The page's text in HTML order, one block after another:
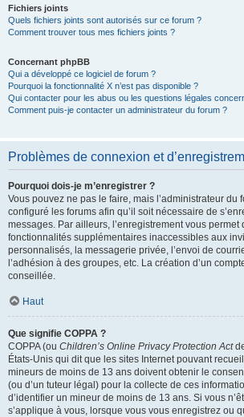
Fichiers joints
Quels fichiers joints sont autorisés sur ce forum ?
Comment trouver tous mes fichiers joints ?
Concernant phpBB
Qui a développé ce logiciel de forum ?
Pourquoi la fonctionnalité X n’est pas disponible ?
Qui contacter pour les abus ou les questions légales
Comment puis-je contacter un administrateur du forum ?
Problèmes de connexion et
Pourquoi dois-je m’enregistrer ?
Vous pouvez ne pas le faire, mais l’administrateur du
configuré les forums afin qu’il soit nécessaire de
messages. Par ailleurs, l’enregistrement vous permet
fonctionnalités supplémentaires inaccessibles aux
personnalisés, la messagerie privée, l’envoi de
l’adhésion à des groupes, etc. La création d’un
conseillée.
Haut
Que signifie COPPA ?
COPPA (ou Children’s Online Privacy Protection Act
États-Unis qui dit que les sites Internet pouvant
mineurs de moins de 13 ans doivent obtenir le
(ou d’un tuteur légal) pour la collecte de ces
d’identifier un mineur de moins de 13 ans. Si vous
s’applique à vous, lorsque vous vous enregistrez ou